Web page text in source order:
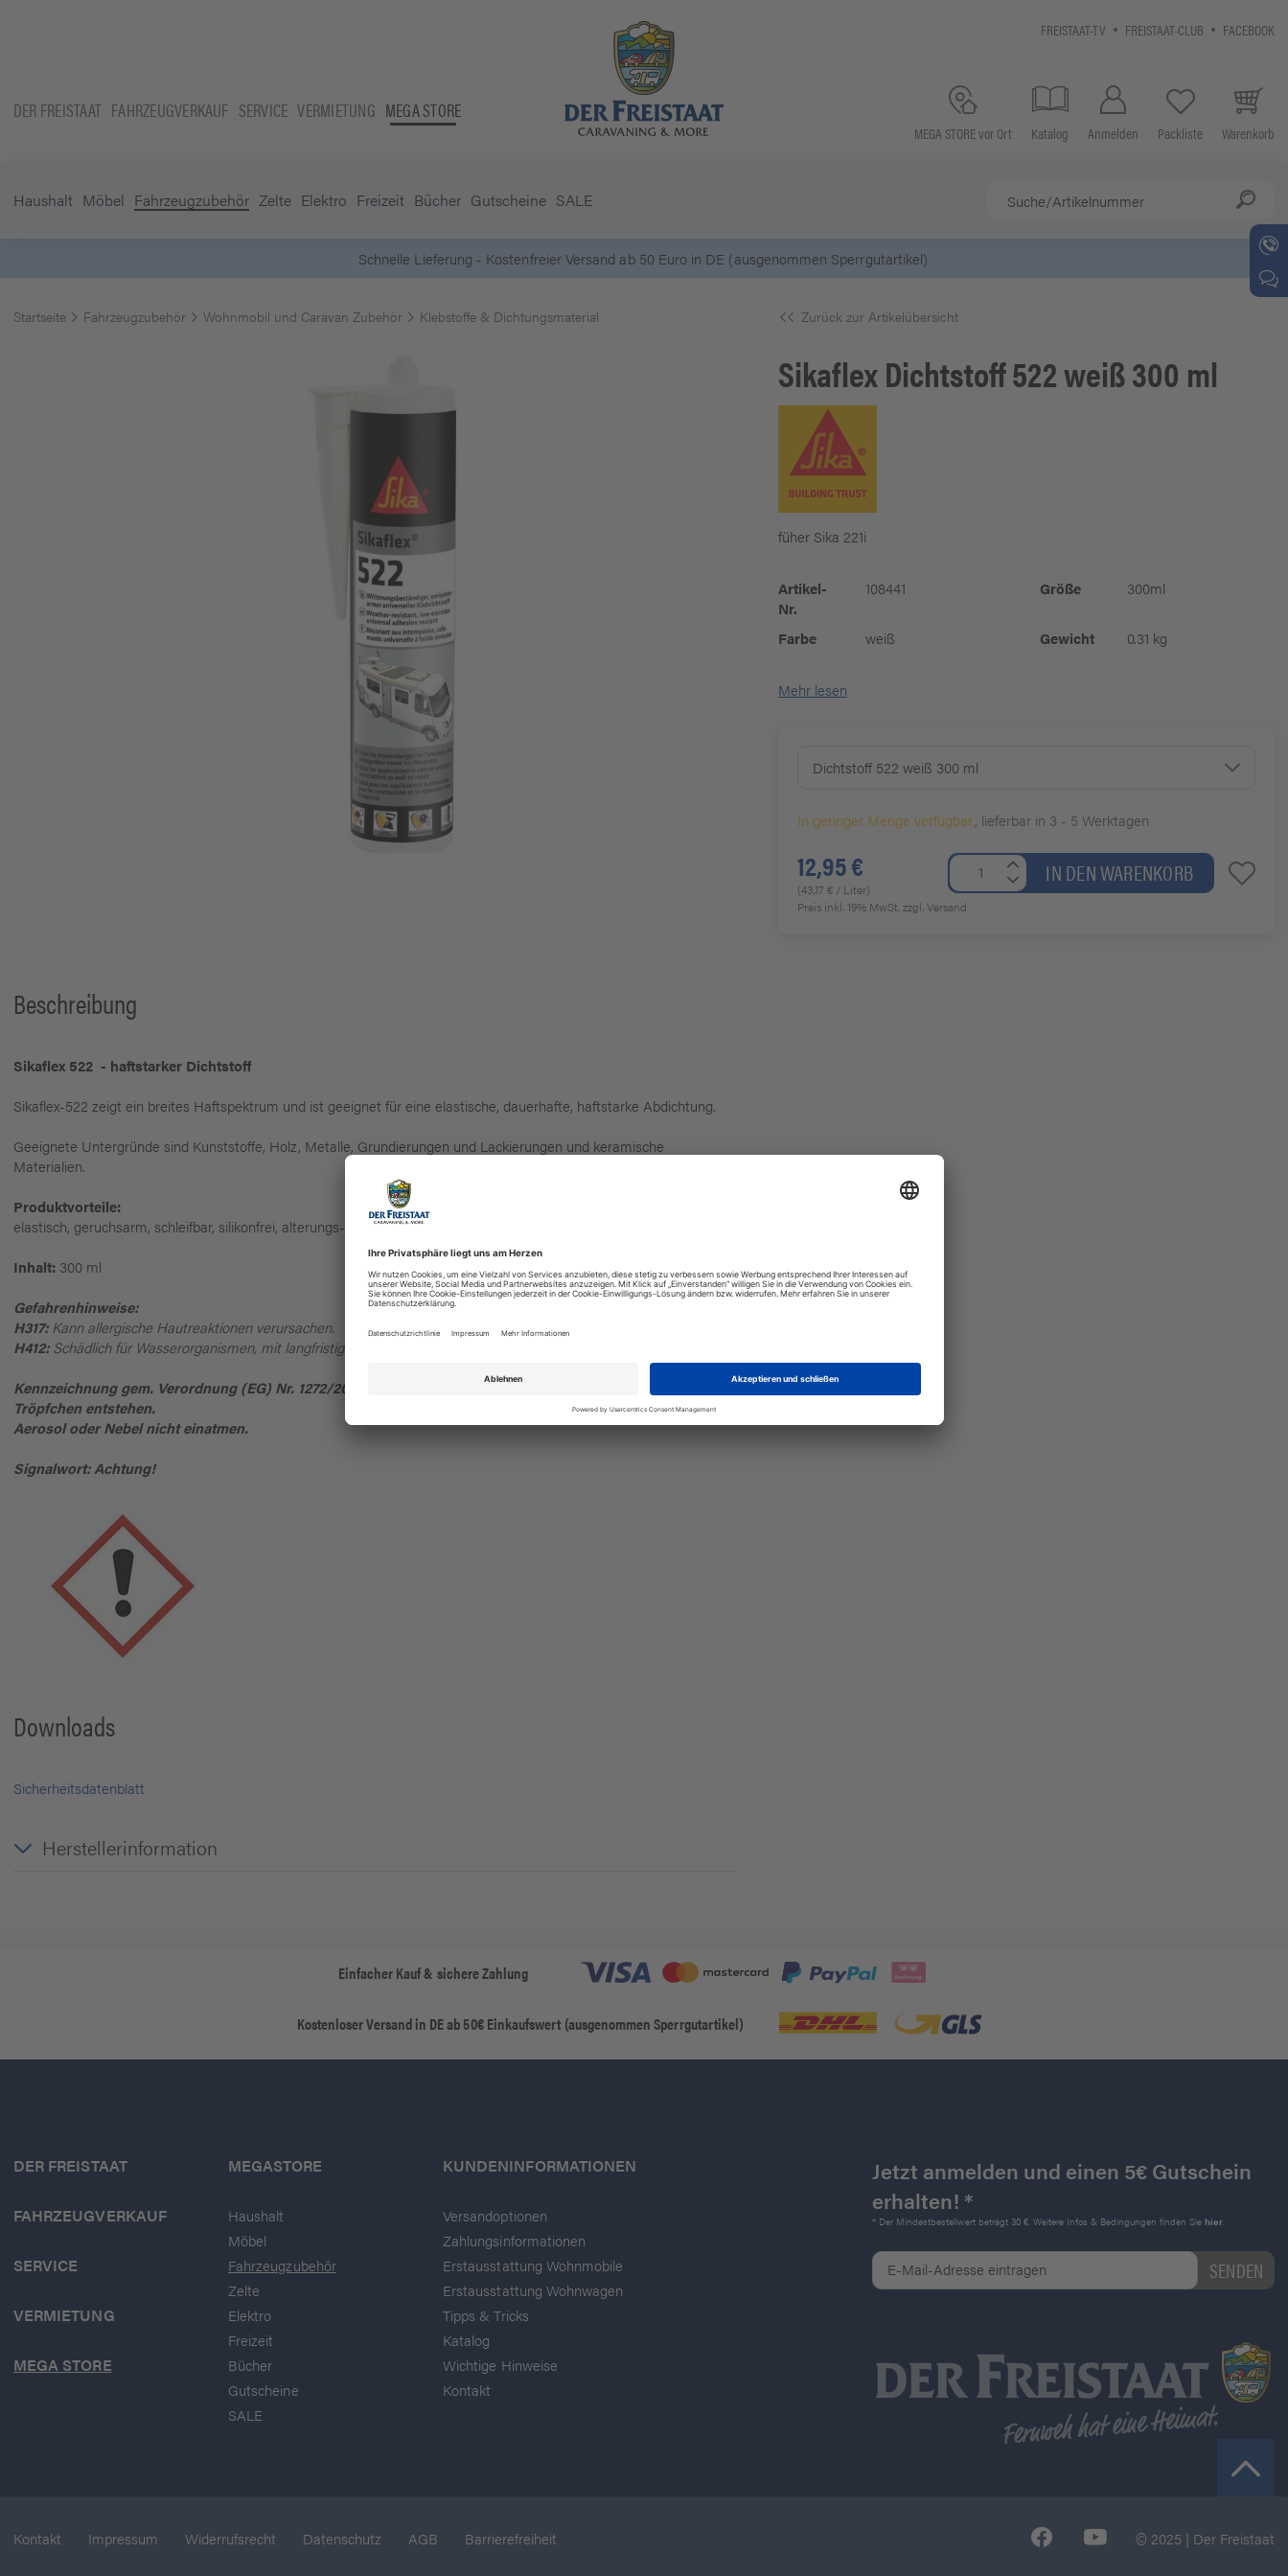
FREISTAAT-TV FREISTAAT-CLUB FACEBOOK
DER FREISTAAT FAHRZEUGVERKAUF SERVICE VERMIETUNG MEGA STORE
MEGA STORE vor Ort Katalog Anmelden Packliste Warenkorb
Haushalt Möbel Fahrzeugzubehör Zelte Elektro Freizeit Bücher Gutscheine SALE
5 Euro Gutschein* bei
Startseite Fahrzeugzubehör Wohnmobil und Caravan Zubehör Klebstoffe & Dichtungsmaterial Zurück zur Artikelübersicht
SikaflexDichtstoff 522 weiß 300 ml
füher Sika 221i
Artikel-
Nr.
108441 Größe 300ml
Farbe weiß Gewicht 0.31 kg
Mehr lesen
Dichtstoff 522 weiß 300 ml
In geringer Menge verfügbar., lieferbar in 3 - 5 Werktagen
12,95 €
(43,17 € / Liter)
IN DEN WARENKORB
Preis inkl. 19% MwSt.zzgl. Versand
Beschreibung
Sikaflex 522 - haftstarker Dichtstoff
Sikaflex-522 zeigt ein breites Haftspektrum und ist geeignet für eine elastische, dauerhafte, haftstarke Abdichtung.
Geeignete Untergründe sind Kunststoffe, Holz, Metalle, Grundierungen und Lackierungen und keramische
Materialien.
Produktvorteile:
elastisch, geruchsarm, schleifbar, silikonfrei, alterungs- und witterungsbeständig.
Inhalt: 300 ml
Gefahrenhinweise:
H317:Kann allergische Hautreaktionen verursachen.
H412:Schädlich für Wasserorganismen, mit langfristiger Wirkung.
Kennzeichnung gem. Verordnung (EG) Nr. 1272/2008: Beim Sprühen können gefährliche lungengängige
Tröpfchen entstehen.
Aerosol oder Nebel nicht einatmen.
Signalwort: Achtung!
Downloads
Sicherheitsdatenblatt
Herstellerinformation
Einfacher Kauf & sichere Zahlung
Kostenloser Versand in DE ab 50€ Einkaufswert (ausgenommen Sperrgutartikel)
DER FREISTAAT
FAHRZEUGVERKAUF
SERVICE
VERMIETUNG
MEGA STORE
MEGASTORE
Haushalt
Möbel
Fahrzeugzubehör
Zelte
Elektro
Freizeit
Bücher
Gutscheine
SALE
KUNDENINFORMATIONEN
Versandoptionen
Zahlungsinformationen
Erstausstattung Wohnmobile
Erstausstattung Wohnwagen
Tipps & Tricks
Katalog
Wichtige Hinweise
Kontakt
Jetzt anmelden und einen 5€ Gutschein
erhalten! *
* Der Mindestbestellwert beträgt 30 €. Weitere Infos & Bedingungen finden Sie hier.
Kontakt Impressum Widerrufsrecht Datenschutz AGB Barrierefreiheit © 2025 | Der Freistaat